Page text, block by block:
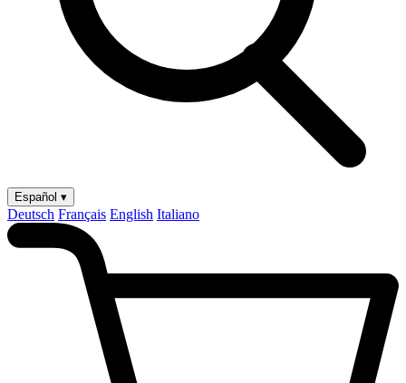
Español ▾
Deutsch Français English Italiano